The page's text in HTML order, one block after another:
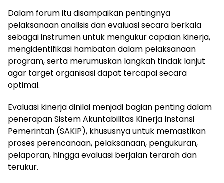
Dalam forum itu disampaikan pentingnya
pelaksanaan analisis dan evaluasi secara berkala
sebagai instrumen untuk mengukur capaian kinerja,
mengidentifikasi hambatan dalam pelaksanaan
program, serta merumuskan langkah tindak lanjut
agar target organisasi dapat tercapai secara
optimal.
Evaluasi kinerja dinilai menjadi bagian penting dalam
penerapan Sistem Akuntabilitas Kinerja Instansi
Pemerintah (SAKIP), khususnya untuk memastikan
proses perencanaan, pelaksanaan, pengukuran,
pelaporan, hingga evaluasi berjalan terarah dan
terukur.